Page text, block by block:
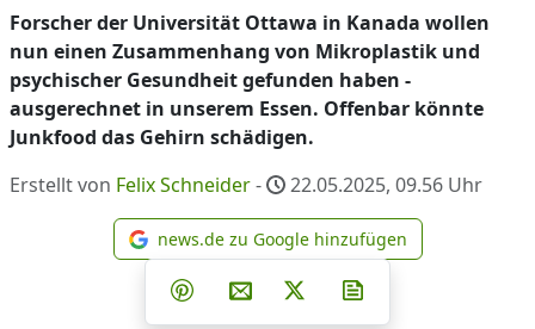
Forscher der Universität Ottawa in Kanada wollen
nun einen Zusammenhang von Mikroplastik und
psychischer Gesundheit gefunden haben -
ausgerechnet in unserem Essen. Offenbar könnte
Junkfood das Gehirn schädigen.
Erstellt von Felix Schneider- 22.05.2025, 09.56 Uhr
news.de zu Google
news.de zu Google hinzufügen
Teilen auf Facebook
Teilen auf Whatsapp
Teilen auf Telegram
Teilen auf Pinterest
Per E-Mail teilen
Post auf X